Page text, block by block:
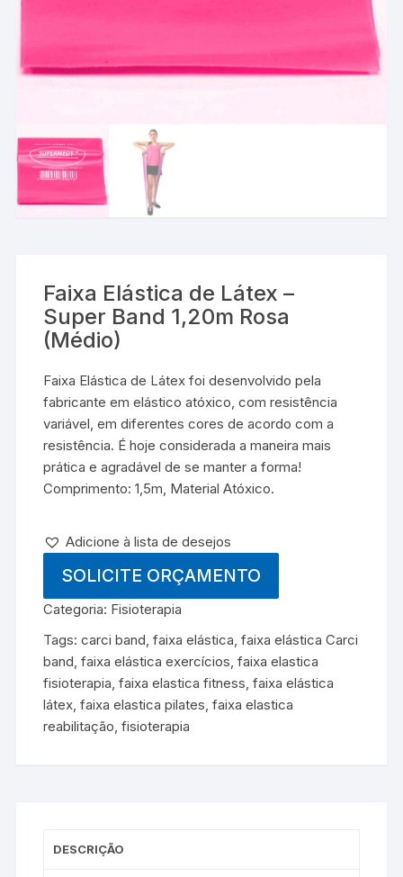
Faixa Elástica de Látex –
Super Band 1,20m Rosa
(Médio)
Faixa Elástica de Látex foi desenvolvido pela
fabricante em elástico atóxico, com resistência
variável, em diferentes cores de acordo com a
resistência. É hoje considerada a maneira mais
prática e agradável de se manter a forma!
Comprimento: 1,5m, Material Atóxico.
Adicione à lista de desejos
SOLICITE ORÇAMENTO
Categoria: Fisioterapia
Tags:carci band,faixa elástica,faixa elástica Carci
band,faixa elástica exercícios,faixa elastica
fisioterapia,faixa elastica fitness,faixa elástica
látex,faixa elastica pilates,faixa elastica
reabilitação,fisioterapia
DESCRIÇÃO